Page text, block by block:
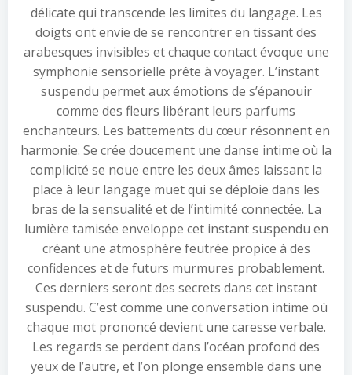
délicate qui transcende les limites du langage. Les
doigts ont envie de se rencontrer en tissant des
arabesques invisibles et chaque contact évoque une
symphonie sensorielle prête à voyager. L’instant
suspendu permet aux émotions de s’épanouir
comme des fleurs libérant leurs parfums
enchanteurs. Les battements du cœur résonnent en
harmonie. Se crée doucement une danse intime où la
complicité se noue entre les deux âmes laissant la
place à leur langage muet qui se déploie dans les
bras de la sensualité et de l’intimité connectée. La
lumière tamisée enveloppe cet instant suspendu en
créant une atmosphère feutrée propice à des
confidences et de futurs murmures probablement.
Ces derniers seront des secrets dans cet instant
suspendu. C’est comme une conversation intime où
chaque mot prononcé devient une caresse verbale.
Les regards se perdent dans l’océan profond des
yeux de l’autre, et l’on plonge ensemble dans une